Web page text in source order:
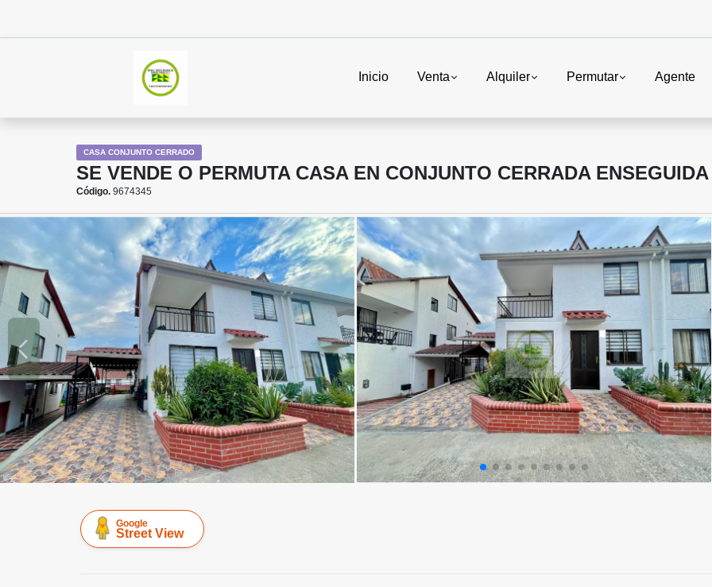
Inicio Venta Alquiler Permutar Agente
CASA CONJUNTO CERRADO
SE VENDE O PERMUTA CASA EN CONJUNTO CERRADA
Código. 9674345
Google
Street View